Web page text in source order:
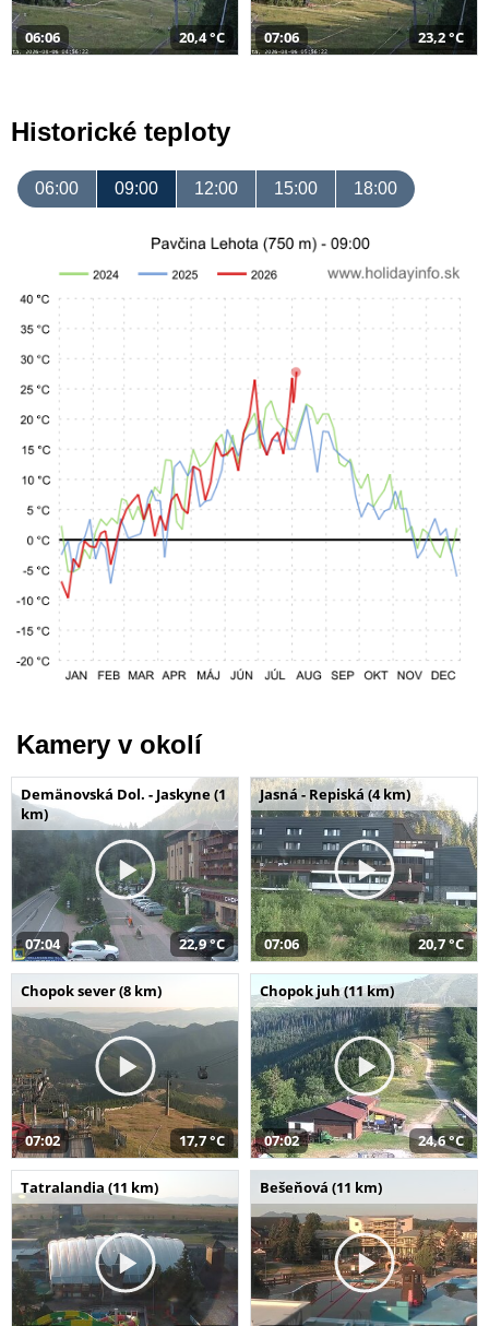
06:06 20,4 °C 07:06 23,2 °C
Historické teploty
06:00 09:00 12:00 15:00 18:00
Kamery v okolí
Demänovská Dol. - Jaskyne (1
km)
07:04 22,9 °C
Jasná - Repiská (4 km)
07:06 20,7 °C
Chopok sever (8 km)
07:02 17,7 °C
Chopok juh (11 km)
07:02 24,6 °C
Tatralandia (11 km) Bešeňová (11 km)